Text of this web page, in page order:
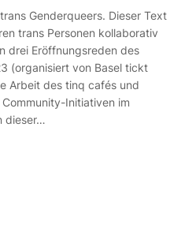
Genderqueers. Dieser Text
trans Personen kollaborativ
drei Eröffnungsreden des
(organisiert von Basel tickt
Arbeit des tinq cafés und
Community-Initiativen im
dieser…